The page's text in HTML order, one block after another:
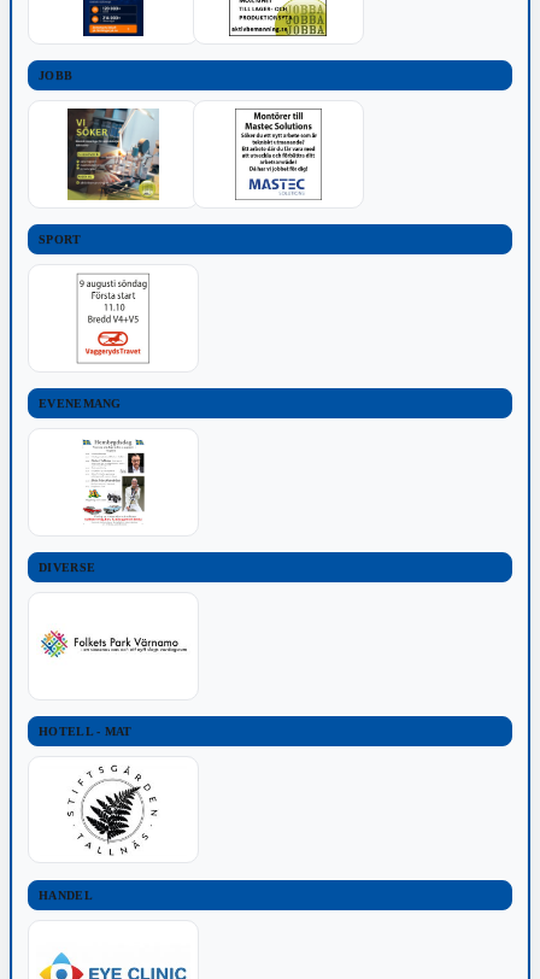
JOBB
SPORT
EVENEMANG
DIVERSE
HOTELL - MAT
HANDEL